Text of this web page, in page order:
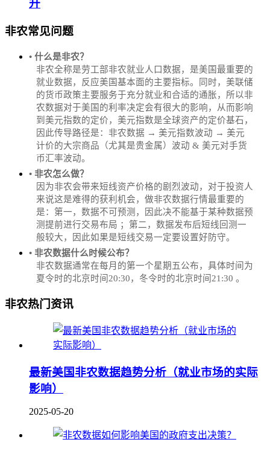
升
非农常见问题
• 什么是非农？
非农全称是劳工部非农就业人口数据，是美国最重要的
就业数据，反应美国基本面的主要指标。同时，美联储
的货币政策主要服务于充分就业和合适的通胀，所以非
农数据对于美国的利率决定会有很大的影响，从而影响
到美元指数的定价，美元指数是全球资产的定价基石，
因此传导路径是：非农数据 → 美元指数波动 → 美元
计价的大宗商品（尤其是贵金属）波动 & 美元对手货
币汇率波动。
• 非农怎么做？
因为非农会带来短线资产价格的剧烈波动，对于投资人
来说这是难得的获利机会，做非农数据行情最重要的
是：第一，数据不可预测，因此决不能基于某种数据预
测提前进行交易布局 ；第二，数据发布后短线回测一
般较大，因此如果是短线交易一定要设置好防守。
• 非农数据什么时候公布？
‌非农数据通常在每月的第一个星期五公布，具体时间为
夏令时的北京时间20:30，冬令时的北京时间21:30‌‌ 。
非农热门资讯
最新美国非农数据趋势分析（就业市场的实际
影响）
2025-05-20